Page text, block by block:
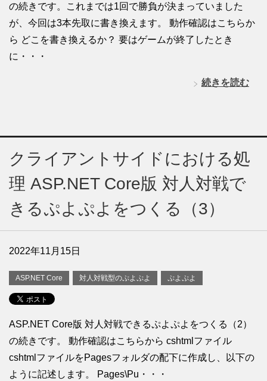
の続きです。これまでは1回で勝負が決まっていました
が、今回は3本先取に書き換えます。 動作確認はこちらか
ら どこを書き換えるか？ 要はゲームが終了したとき
に・・・
続きを読む
クライアントサイドにおける処
理 ASP.NET Core版 対人対戦で
きるぷよぷよをつくる（3）
2022年11月15日
ASP.NET Core 対人対戦型のぷよぷよ ぷよぷよ
ASP.NET Core版 対人対戦できるぷよぷよをつくる（2）
の続きです。 動作確認はこちらから cshtmlファイル
cshtmlファイルをPagesフォルダの配下に作成し、以下の
ように記述します。 Pages\Pu・・・